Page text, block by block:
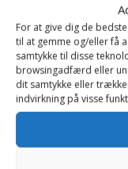
For at give dig de
til at gemme og/eller få
samtykke til disse
browsingadfærd eller
dit samtykke eller
indvirkning på visse
Antibiotika
Bedøvelse
og klovesyge
Biopsi